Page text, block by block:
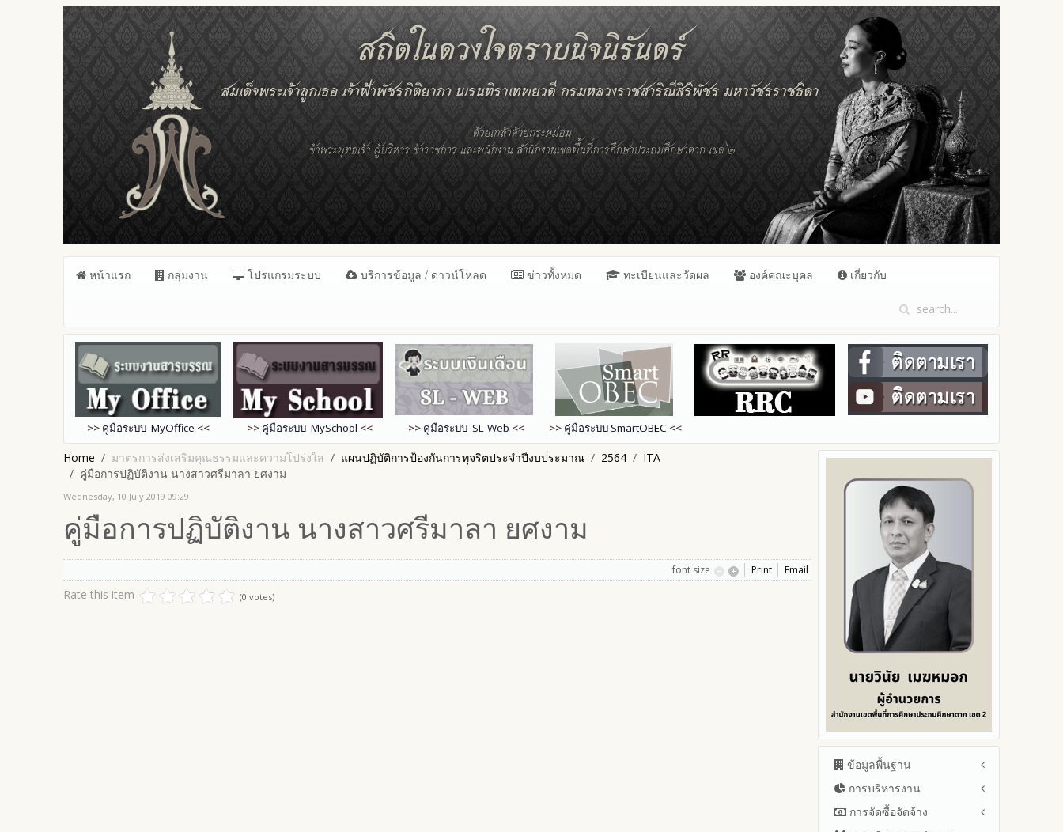
หน้าแรก กลุ่มงาน โปรแกรมระบบ บริการข้อมูล / ดาวน์โหลด ข่าวทั้งหมด ทะเบียนและวัดผล องค์คณะบุคล เกี่ยวกับ
>> คู่มือระบบ MyOffice << >> คู่มือระบบ MySchool << >> คู่มือระบบ SL-Web << >> คู่มือระบบSmartOBEC <<
Home มาตรการส่งเสริมคุณธรรมและความโปร่งใส แผนปฏิบัติการป้องกันการทุจริตประจำปีงบประมาณ 2564
ITA
คู่มือการปฏิบัติงาน นางสาวศรีมาลา ยศงาม
Wednesday, 10 July 2019 09:29
คู่มือการปฏิบัติงาน นางสาวศรีมาลา ยศงาม
font size Print Email
Rate this item (0 votes)
ข้อมูลพื้นฐาน
โครงสร้าง หน้าที่และอำนาจ
ข้อมูลผู้บริหาร
ข้อมูลการติดต่อและ ช่อง
การบริหารงาน
แผนยุทธศาสตร์หรือแผนพัฒนา
การจัดซื้อจัดจ้าง